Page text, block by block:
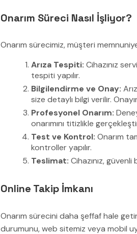
Onarım Süreci Nasıl İşliyor?
Onarım sürecimiz, müşteri
Arıza Tespiti: Cihazınız
tespiti yapılır.
Bilgilendirme ve Onay:
size detaylı bilgi verilir.
Profesyonel Onarım:
onarımını titizlikle
Test ve Kontrol: Onarım
kontroller yapılır.
Teslimat: Cihazınız,
Online Takip İmkanı
Onarım sürecini daha şeffaf hale
durumunu, web sitemiz veya mobil